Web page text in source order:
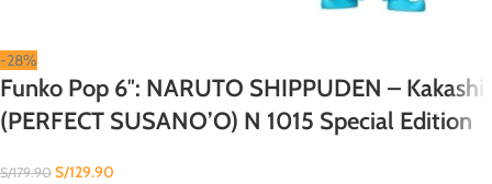
-28%
Funko Pop 6″: NARUTO SHIPPUDEN – Kakashi
(PERFECT SUSANO’O) N 1015 Special Edition
S/179.90 S/129.90